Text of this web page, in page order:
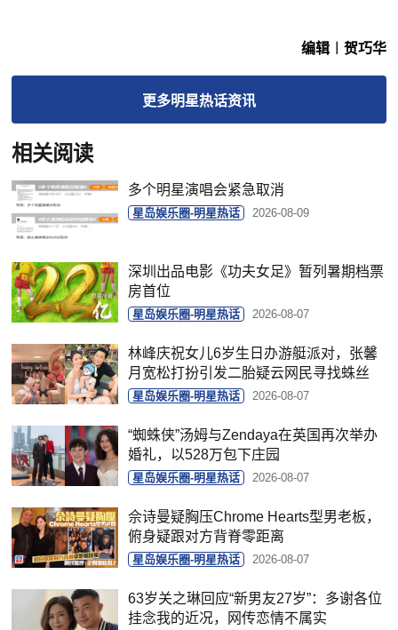
编辑︱贺巧华
更多明星热话资讯
相关阅读
多个明星演唱会紧急取消
星岛娱乐圈-明星热话 2026-08-09
深圳出品电影《功夫女足》暂列暑期档票
房首位
星岛娱乐圈-明星热话 2026-08-07
林峰庆祝女儿6岁生日办游艇派对，张馨
月宽松打扮引发二胎疑云网民寻找蛛丝
星岛娱乐圈-明星热话 2026-08-07
“蜘蛛侠”汤姆与Zendaya在英国再次举办
婚礼，以528万包下庄园
星岛娱乐圈-明星热话 2026-08-07
佘诗曼疑胸压Chrome Hearts型男老板，
俯身疑跟对方背脊零距离
星岛娱乐圈-明星热话 2026-08-07
63岁关之琳回应“新男友27岁”：多谢各位
挂念我的近况，网传恋情不属实